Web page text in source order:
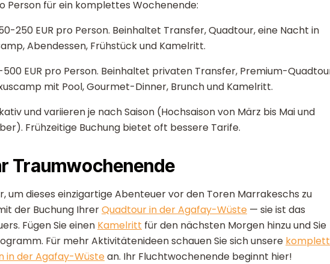
Person für ein komplettes Wochenende:
250 EUR pro Person. Beinhaltet Transfer, Quadtour, eine Nacht in
Abendessen, Frühstück und Kamelritt.
EUR pro Person. Beinhaltet privaten Transfer, Premium-
mit Pool, Gourmet-Dinner, Brunch und Kamelritt.
und variieren je nach Saison (Hochsaison von März bis Mai und
Frühzeitige Buchung bietet oft bessere Tarife.
Traumwochenende
um dieses einzigartige Abenteuer vor den Toren Marrakeschs zu
der Buchung IhrerQuadtour in der Agafay-Wüste — sie ist das
Fügen Sie einen Kamelritt für den nächsten Morgen hinzu und Sie
Für mehr Aktivitätenideen schauen Sie sich unsere
in der Agafay-Wüstean. Ihr Fluchtwochenende beginnt hier!